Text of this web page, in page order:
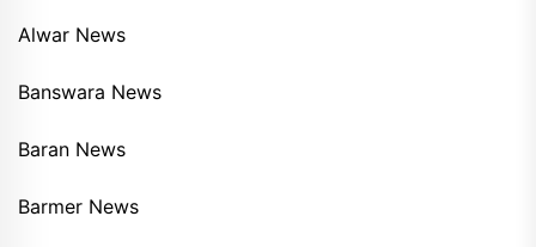
Alwar News
Banswara News
Baran News
Barmer News